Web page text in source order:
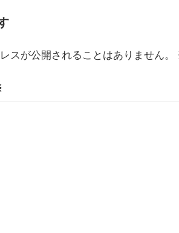
スが公開されることはありません。